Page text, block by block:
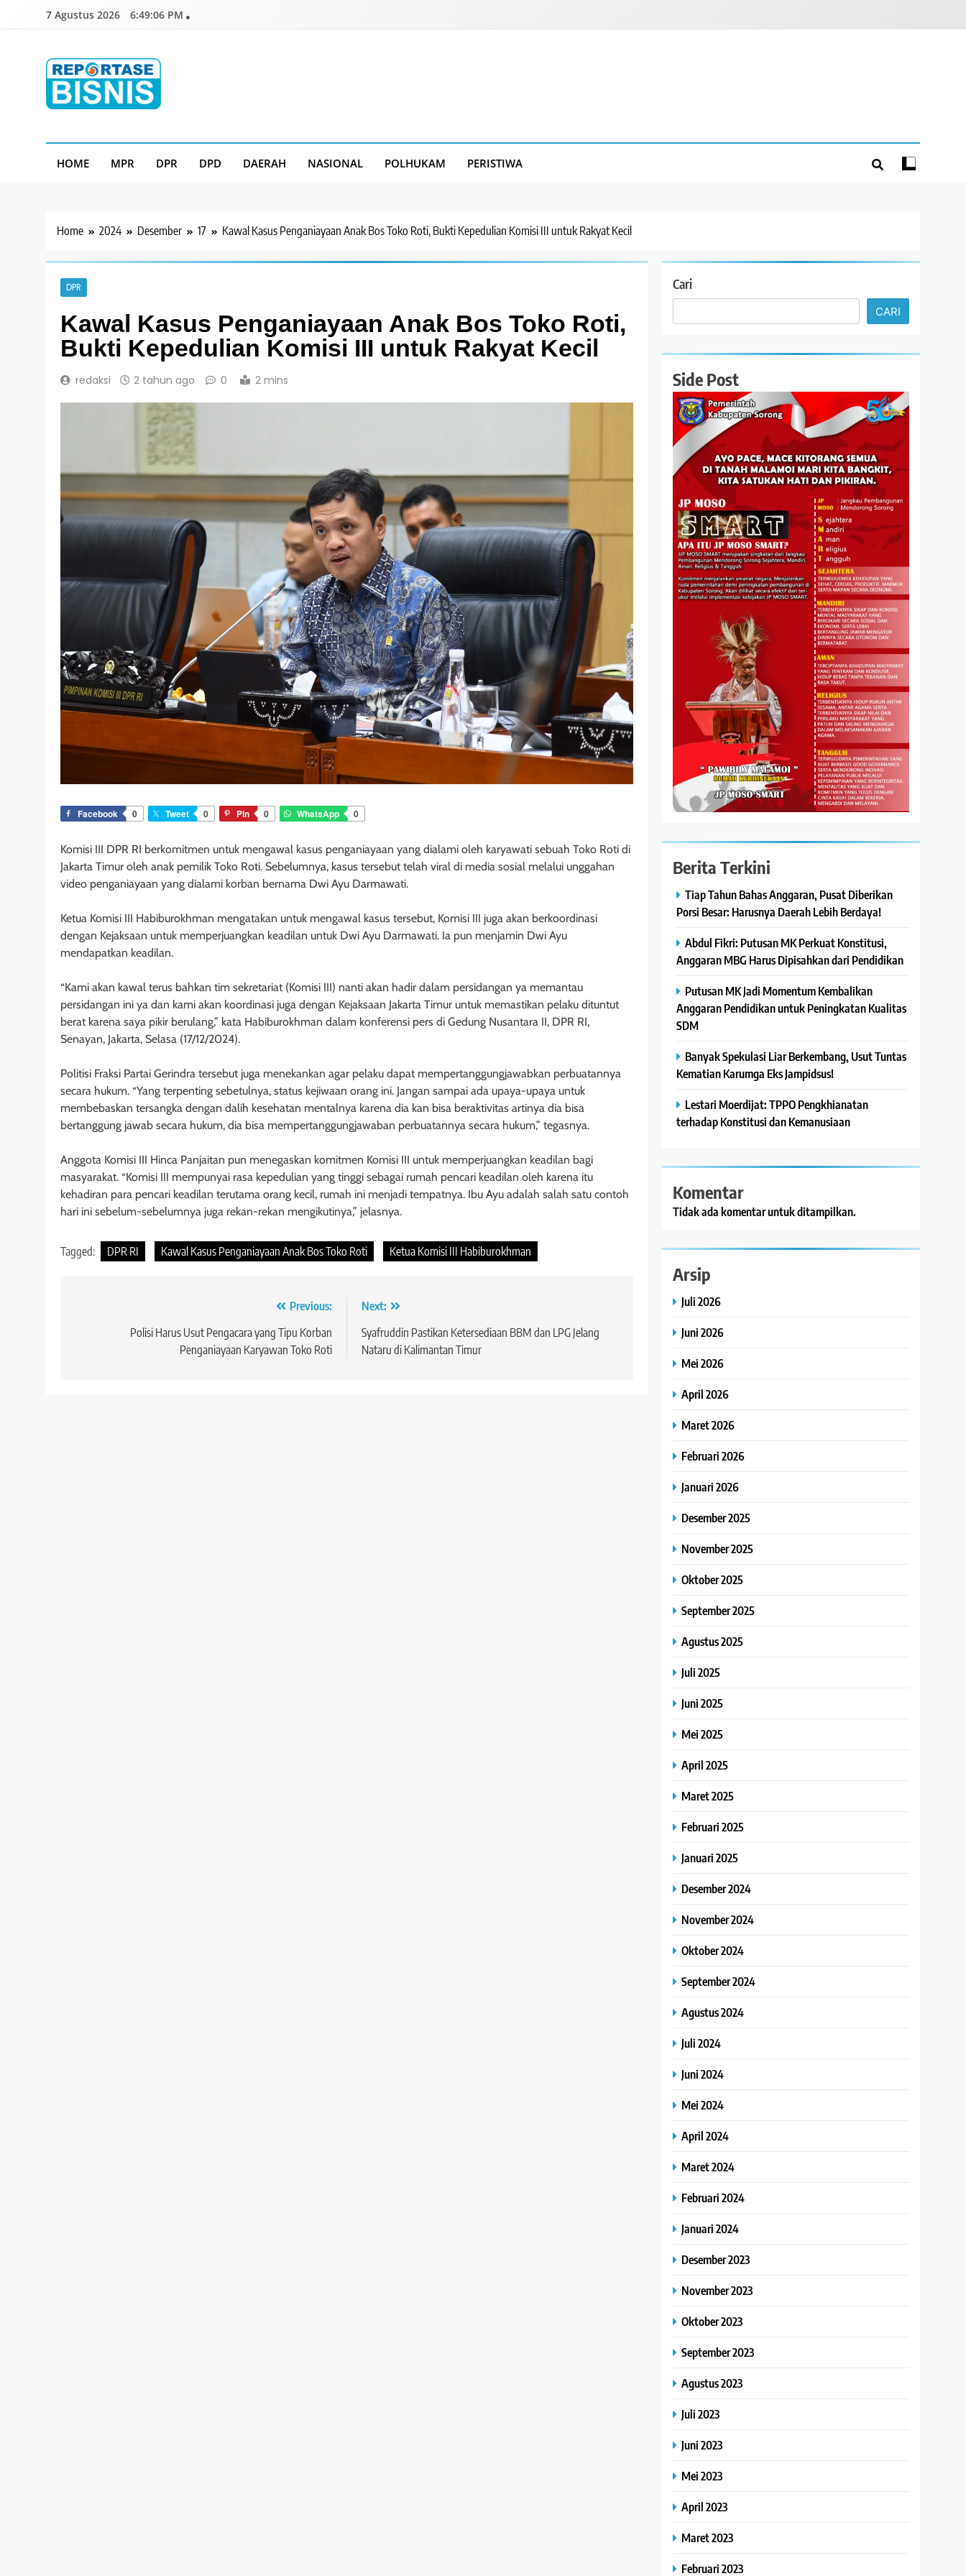
7 Agustus 2026 6:49:07 PM
HOME MPR DPR DPD DAERAH NASIONAL POLHUKAM PERISTIWA
Home 2024 Desember 17 Kawal Kasus Penganiayaan Anak Bos Toko Roti, Bukti Kepedulian Komisi III untuk Rakyat Kecil
DPR
Kawal Kasus Penganiayaan Anak Bos Toko Roti,
Bukti Kepedulian Komisi III untuk Rakyat Kecil
redaksi 2 tahun ago 0 2 mins
Facebook 0 Tweet 0 Pin 0 WhatsApp 0
Komisi III DPR RI berkomitmen untuk mengawal kasus penganiayaan yang dialami oleh karyawati sebuah Toko Roti di
Jakarta Timur oleh anak pemilik Toko Roti. Sebelumnya, kasus tersebut telah viral di media sosial melalui unggahan
video penganiayaan yang dialami korban bernama Dwi Ayu Darmawati.
Ketua Komisi III Habiburokhman mengatakan untuk mengawal kasus tersebut, Komisi III juga akan berkoordinasi
dengan Kejaksaan untuk memperjuangkan keadilan untuk Dwi Ayu Darmawati. Ia pun menjamin Dwi Ayu
mendapatkan keadilan.
“Kami akan kawal terus bahkan tim sekretariat (Komisi III) nanti akan hadir dalam persidangan ya memantau
persidangan ini ya dan kami akan koordinasi juga dengan Kejaksaan Jakarta Timur untuk memastikan pelaku dituntut
berat karena saya pikir berulang,” kata Habiburokhman dalam konferensi pers di Gedung Nusantara II, DPR RI,
Senayan, Jakarta, Selasa (17/12/2024).
Politisi Fraksi Partai Gerindra tersebut juga menekankan agar pelaku dapat mempertanggungjawabkan perbuatannya
secara hukum. “Yang terpenting sebetulnya, status kejiwaan orang ini. Jangan sampai ada upaya-upaya untuk
membebaskan tersangka dengan dalih kesehatan mentalnya karena dia kan bisa beraktivitas artinya dia bisa
bertanggung jawab secara hukum, dia bisa mempertanggungjawaban perbuatannya secara hukum,” tegasnya.
Anggota Komisi III Hinca Panjaitan pun menegaskan komitmen Komisi III untuk memperjuangkan keadilan bagi
masyarakat. “Komisi III mempunyai rasa kepedulian yang tinggi sebagai rumah pencari keadilan oleh karena itu
kehadiran para pencari keadilan terutama orang kecil, rumah ini menjadi tempatnya. Ibu Ayu adalah salah satu contoh
hari ini sebelum-sebelumnya juga rekan-rekan mengikutinya,” jelasnya.
Tagged: DPR RI Kawal Kasus Penganiayaan Anak Bos Toko Roti Ketua Komisi III Habiburokhman
Previous:
Polisi Harus Usut Pengacara yang Tipu Korban
Penganiayaan Karyawan Toko Roti
Next:
Syafruddin Pastikan Ketersediaan BBM dan LPG Jelang
Nataru di Kalimantan Timur
Cari
CARI
Side Post
Berita Terkini
Tiap Tahun Bahas Anggaran, Pusat Diberikan
Porsi Besar: Harusnya Daerah Lebih Berdaya!
Abdul Fikri: Putusan MK Perkuat Konstitusi,
Anggaran MBG Harus Dipisahkan dari Pendidikan
Putusan MK Jadi Momentum Kembalikan
Anggaran Pendidikan untuk Peningkatan Kualitas
SDM
Banyak Spekulasi Liar Berkembang, Usut Tuntas
Kematian Karumga Eks Jampidsus!
Lestari Moerdijat: TPPO Pengkhianatan
terhadap Konstitusi dan Kemanusiaan
Komentar
Tidak ada komentar untuk ditampilkan.
Arsip
Juli 2026
Juni 2026
Mei 2026
April 2026
Maret 2026
Februari 2026
Januari 2026
Desember 2025
November 2025
Oktober 2025
September 2025
Agustus 2025
Juli 2025
Juni 2025
Mei 2025
April 2025
Maret 2025
Februari 2025
Januari 2025
Desember 2024
November 2024
Oktober 2024
September 2024
Agustus 2024
Juli 2024
Juni 2024
Mei 2024
April 2024
Maret 2024
Februari 2024
Januari 2024
Desember 2023
November 2023
Oktober 2023
September 2023
Agustus 2023
Juli 2023
Juni 2023
Mei 2023
April 2023
Maret 2023
Februari 2023